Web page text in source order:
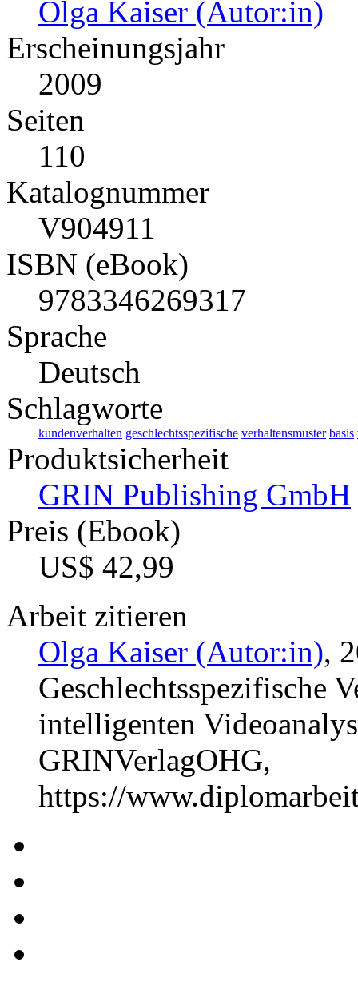
Olga Kaiser (Autor:in)
Erscheinungsjahr
2009
Seiten
110
Katalognummer
V904911
ISBN (eBook)
9783346269317
Sprache
Deutsch
Schlagworte
kundenverhalten geschlechtsspezifische verhaltensmuster basis
Produktsicherheit
GRIN Publishing GmbH
Preis (Ebook)
US$ 42,99
Arbeit zitieren
Olga Kaiser (Autor:in),
Geschlechtsspezifische
intelligenten
GRINVerlagOHG,
https://